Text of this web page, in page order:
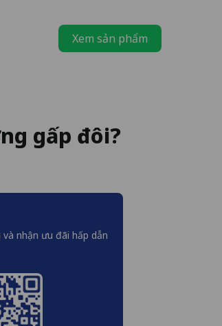
Xem sản phẩm
gấp đôi?
và nhận ưu đãi hấp dẫn